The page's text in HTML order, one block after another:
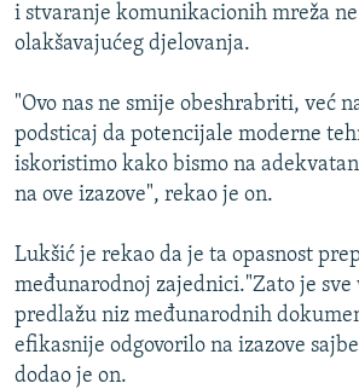
TV LIBERTY
POST SCRIPTUM
MOJA EVROPA
TRI DECENIJE OD RATA U BIH
SVE KARTE DEJTONA
Sve RFE/RL stranice
i stvaranje komunikacionih mreža
olakšavajućeg djelovanja.
"Ovo nas ne smije obeshrabriti, već
podsticaj da potencijale moderne
iskoristimo kako bismo na
na ove izazove", rekao je on.
Lukšić je rekao da je ta opasnost
međunarodnoj zajednici."Zato je sve
predlažu niz međunarodnih
efikasnije odgovorilo na izazove
dodao je on.